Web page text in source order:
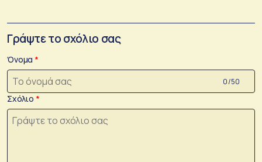
Γράψτε το σχόλιο σας
Όνομα
0 /50
Σχόλιο